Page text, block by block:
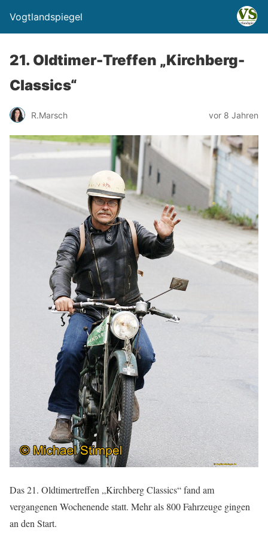
Vogtlandspiegel
21. Oldtimer-Treffen „Kirchberg-
Classics“
R.Marsch vor 8 Jahren
Das 21. Oldtimertreffen „Kirchberg Classics“ fand am
vergangenen Wochenende statt. Mehr als 800 Fahrzeuge gingen
an den Start.